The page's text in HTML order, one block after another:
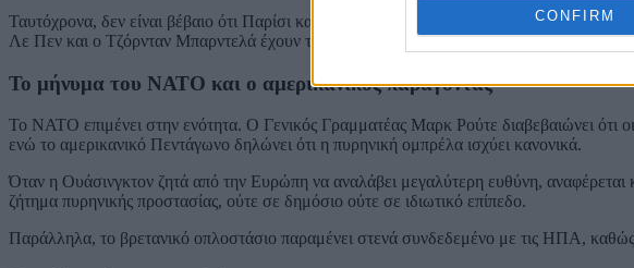
CONFIRM
Ταυτόχρονα, δεν είναι βέβαιο ότι Παρίσι και Λονδίνο θα έχουν διαρκώς κυβερνήσεις
Λε Πεν και ο Τζόρνταν Μπαρντελά έχουν ταχθεί κατά της κοινής χρήσης πυρηνικών
Το μήνυμα του ΝΑΤΟ και ο αμερικανικός παράγοντας
Το ΝΑΤΟ επιμένει στην ενότητα. Ο Γενικός Γραμματέας Μαρκ Ρούτε διαβεβαιώνει
ενώ το αμερικανικό Πεντάγωνο δηλώνει ότι η πυρηνική ομπρέλα ισχύει κανονικά.
Όταν η Ουάσινγκτον ζητά από την Ευρώπη να αναλάβει μεγαλύτερη ευθύνη,
ζήτημα πυρηνικής προστασίας, ούτε σε δημόσιο ούτε σε ιδιωτικό επίπεδο.
Παράλληλα, το βρετανικό οπλοστάσιο παραμένει στενά συνδεδεμένο με τις ΗΠΑ,